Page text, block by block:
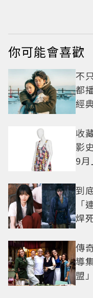
你可能會喜歡
不
都
經
收
影
9
到
「
焊
傳
導
盟」